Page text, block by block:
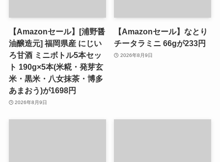
【Amazonセール】[浦野醤
油醸造元] 福岡県産 にじい
ろ甘酒 ミニボトル5本セッ
ト 190g×5本(米糀・発芽玄
米・黒米・八女抹茶・博多
あまおう)が1698円
2026年8月9日
【Amazonセール】なとり
チータラミニ 66gが233円
2026年8月9日